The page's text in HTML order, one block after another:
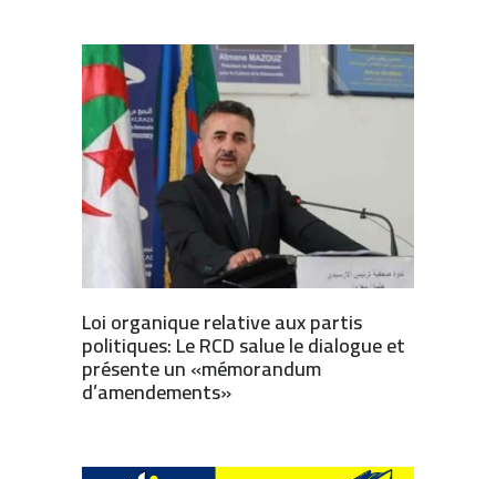
Loi organique relative aux partis
politiques: Le RCD salue le dialogue et
présente un «mémorandum
d’amendements»